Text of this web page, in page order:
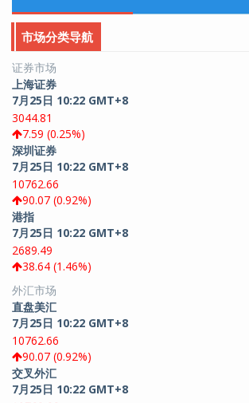
市场分类导航
证券市场
上海证券
7月25日 10:22 GMT+8
3044.81
7.59 (0.25%)
深圳证券
7月25日 10:22 GMT+8
10762.66
90.07 (0.92%)
港指
7月25日 10:22 GMT+8
2689.49
38.64 (1.46%)
外汇市场
直盘美汇
7月25日 10:22 GMT+8
10762.66
90.07 (0.92%)
交叉外汇
7月25日 10:22 GMT+8